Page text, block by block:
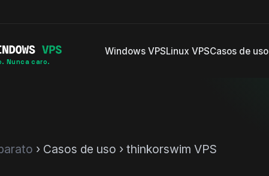
Nunca caro.
Windows VPSLinux VPSCasos de uso
› Casos de uso › thinkorswim VPS